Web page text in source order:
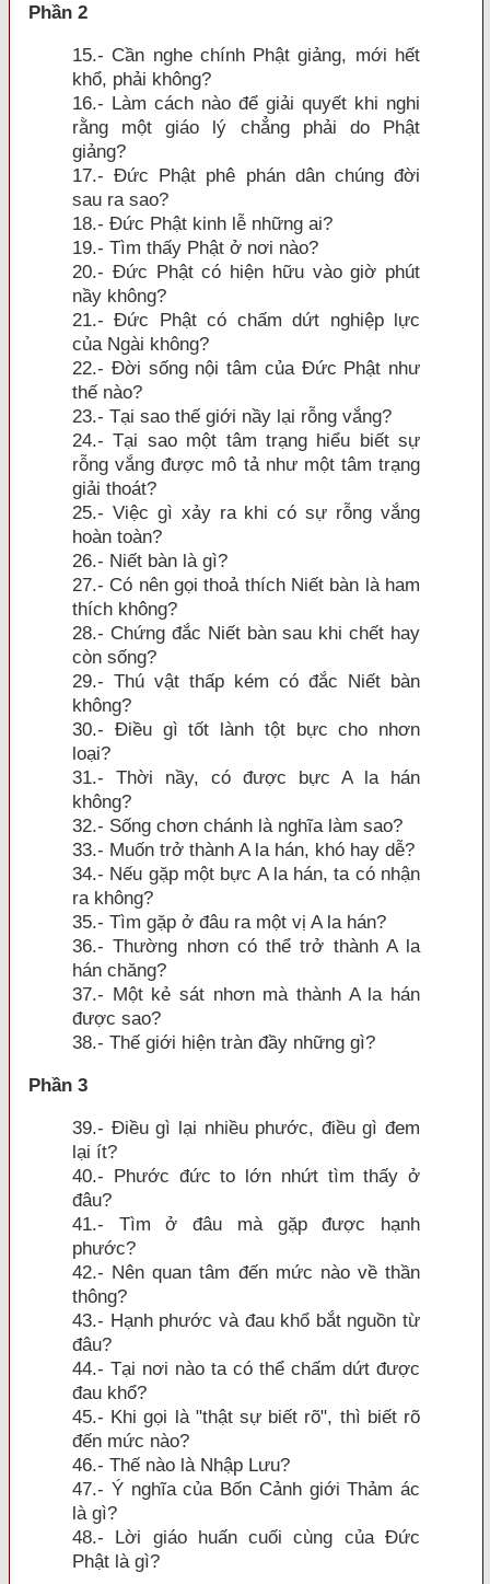
Phần 2
15.- Cần nghe chính Phật giảng, mới hết
khổ, phải không?
16.- Làm cách nào để giải quyết khi nghi
rằng một giáo lý chẳng phải do Phật
giảng?
17.- Ðức Phật phê phán dân chúng đời
sau ra sao?
18.- Ðức Phật kinh lễ những ai?
19.- Tìm thấy Phật ở nơi nào?
20.- Ðức Phật có hiện hữu vào giờ phút
nầy không?
21.- Ðức Phật có chấm dứt nghiệp lực
của Ngài không?
22.- Ðời sống nội tâm của Ðức Phật như
thế nào?
23.- Tại sao thế giới nầy lại rỗng vắng?
24.- Tại sao một tâm trạng hiểu biết sự
rỗng vắng được mô tả như một tâm trạng
giải thoát?
25.- Việc gì xảy ra khi có sự rỗng vắng
hoàn toàn?
26.- Niết bàn là gì?
27.- Có nên gọi thoả thích Niết bàn là ham
thích không?
28.- Chứng đắc Niết bàn sau khi chết hay
còn sống?
29.- Thú vật thấp kém có đắc Niết bàn
không?
30.- Ðiều gì tốt lành tột bực cho nhơn
loại?
31.- Thời nầy, có được bực A la hán
không?
32.- Sống chơn chánh là nghĩa làm sao?
33.- Muốn trở thành A la hán, khó hay dễ?
34.- Nếu gặp một bực A la hán, ta có nhận
ra không?
35.- Tìm gặp ở đâu ra một vị A la hán?
36.- Thường nhơn có thể trở thành A la
hán chăng?
37.- Một kẻ sát nhơn mà thành A la hán
được sao?
38.- Thế giới hiện tràn đầy những gì?
Phần 3
39.- Ðiều gì lại nhiều phước, điều gì đem
lại ít?
40.- Phước đức to lớn nhứt tìm thấy ở
đâu?
41.- Tìm ở đâu mà gặp được hạnh
phước?
42.- Nên quan tâm đến mức nào về thần
thông?
43.- Hạnh phước và đau khổ bắt nguồn từ
đâu?
44.- Tại nơi nào ta có thể chấm dứt được
đau khổ?
45.- Khi gọi là "thật sự biết rõ", thì biết rõ
đến mức nào?
46.- Thế nào là Nhập Lưu?
47.- Ý nghĩa của Bốn Cảnh giới Thảm ác
là gì?
48.- Lời giáo huấn cuối cùng của Ðức
Phật là gì?